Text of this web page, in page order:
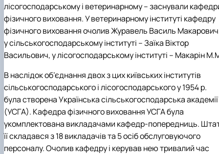
лісогосподарському і ветеринарному – заснували
фізичного виховання. У ветеринарному інституті кафедру
фізичного виховання очолив Журавель Василь
у сільськогосподарському інституті – Заїка Віктор
Васильович, у лісогосподарському інституті – Макарін
В наслідок об’єднання двох з цих київських інститутів
сільськогосподарського і лісогосподарського у 1954 р.
була створена Українська сільськогосподарська академії
(УСГА). Кафедра фізичного виховання УСГА була
укомплектована викладачами кафедр-попередниць.
її складався з 18 викладачів та 5 осіб обслуговуючого
персоналу. Очолив кафедру і керував нею тривалий час